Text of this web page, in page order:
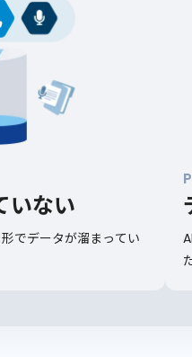
いない
でデータが溜まってい